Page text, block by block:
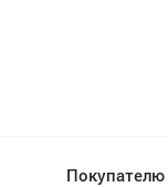
Покупателю